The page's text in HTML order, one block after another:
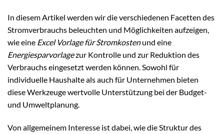
In diesem Artikel werden wir die verschiedenen Facetten des
Stromverbrauchs beleuchten und Möglichkeiten aufzeigen,
wie eine Excel Vorlage für Stromkostenund eine
Energiesparvorlagezur Kontrolle und zur Reduktion des
Verbrauchs eingesetzt werden können. Sowohl für
individuelle Haushalte als auch für Unternehmen bieten
diese Werkzeuge wertvolle Unterstützung bei der Budget-
und Umweltplanung.
Von allgemeinem Interesse ist dabei, wie die Struktur des